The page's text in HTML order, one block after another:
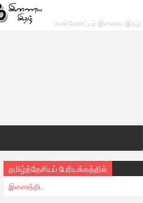
கண்ணோட்டம் இணைய இதழ்
தமிழ்த்தேசியப் பேரியக்கத்தில்
இணைந்திட